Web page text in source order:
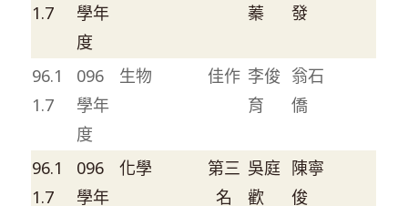
1.7
學年
度
蓁
發
96.1
1.7
096
學年
度
生物 佳作 李俊
育
翁石
僑
96.1
1.7
096
學年
化學
第三
名
吳庭
歡
陳寧
俊